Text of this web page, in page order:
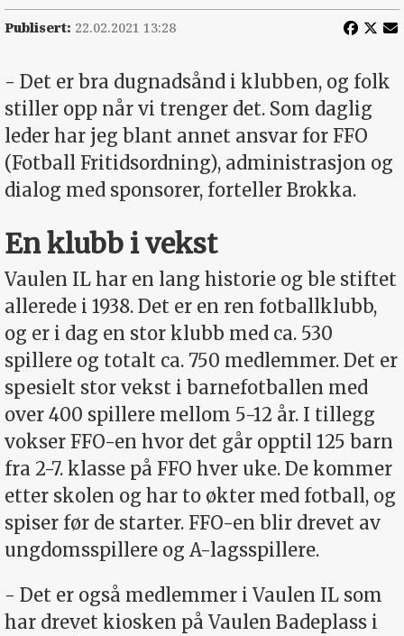
Publisert: 22.02.2021 13:28
- Det er bra dugnadsånd i klubben, og folk
stiller opp når vi trenger det. Som daglig
leder har jeg blant annet ansvar for FFO
(Fotball Fritidsordning), administrasjon og
dialog med sponsorer, forteller Brokka.
En klubb i vekst
Vaulen IL har en lang historie og ble stiftet
allerede i 1938. Det er en ren fotballklubb,
og er i dag en stor klubb med ca. 530
spillere og totalt ca. 750 medlemmer. Det er
spesielt stor vekst i barnefotballen med
over 400 spillere mellom 5-12 år. I tillegg
vokser FFO-en hvor det går opptil 125 barn
fra 2-7. klasse på FFO hver uke. De kommer
etter skolen og har to økter med fotball, og
spiser før de starter. FFO-en blir drevet av
ungdomsspillere og A-lagsspillere.
- Det er også medlemmer i Vaulen IL som
har drevet kiosken på Vaulen Badeplass i